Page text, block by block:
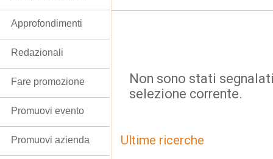
Non sono stati
selezione corrente.
Ultime ricerche
Approfondimenti
Redazionali
Fare promozione
Promuovi evento
Promuovi azienda